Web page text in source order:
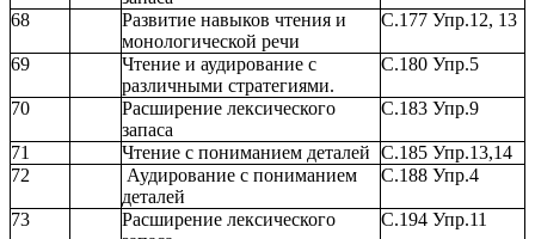
68
Развитие навыков чтения и
монологической речи
С.177 Упр.12, 13
69
Чтение и аудирование с
различными стратегиями.
С.180 Упр.5
70
Расширение лексического
запаса
С.183 Упр.9
71 Чтение с пониманием деталей С.185 Упр.13,14
72
Аудирование с пониманием
деталей
С.188 Упр.4
73
Расширение лексического
С.194 Упр.11